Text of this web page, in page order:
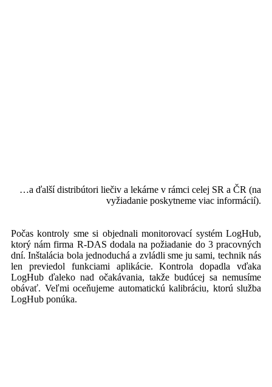
…a ďalší distribútori liečiv a lekárne v rámci celej SR a ČR (na
vyžiadanie poskytneme viac informácií).
Počas kontroly sme si objednali monitorovací systém LogHub,
ktorý nám firma R-DAS dodala na požiadanie do 3 pracovných
dní. Inštalácia bola jednoduchá a zvládli sme ju sami, technik nás
len previedol funkciami aplikácie. Kontrola dopadla vďaka
LogHub ďaleko nad očakávania, takže budúcej sa nemusíme
obávať. Veľmi oceňujeme automatickú kalibráciu, ktorú služba
LogHub ponúka.